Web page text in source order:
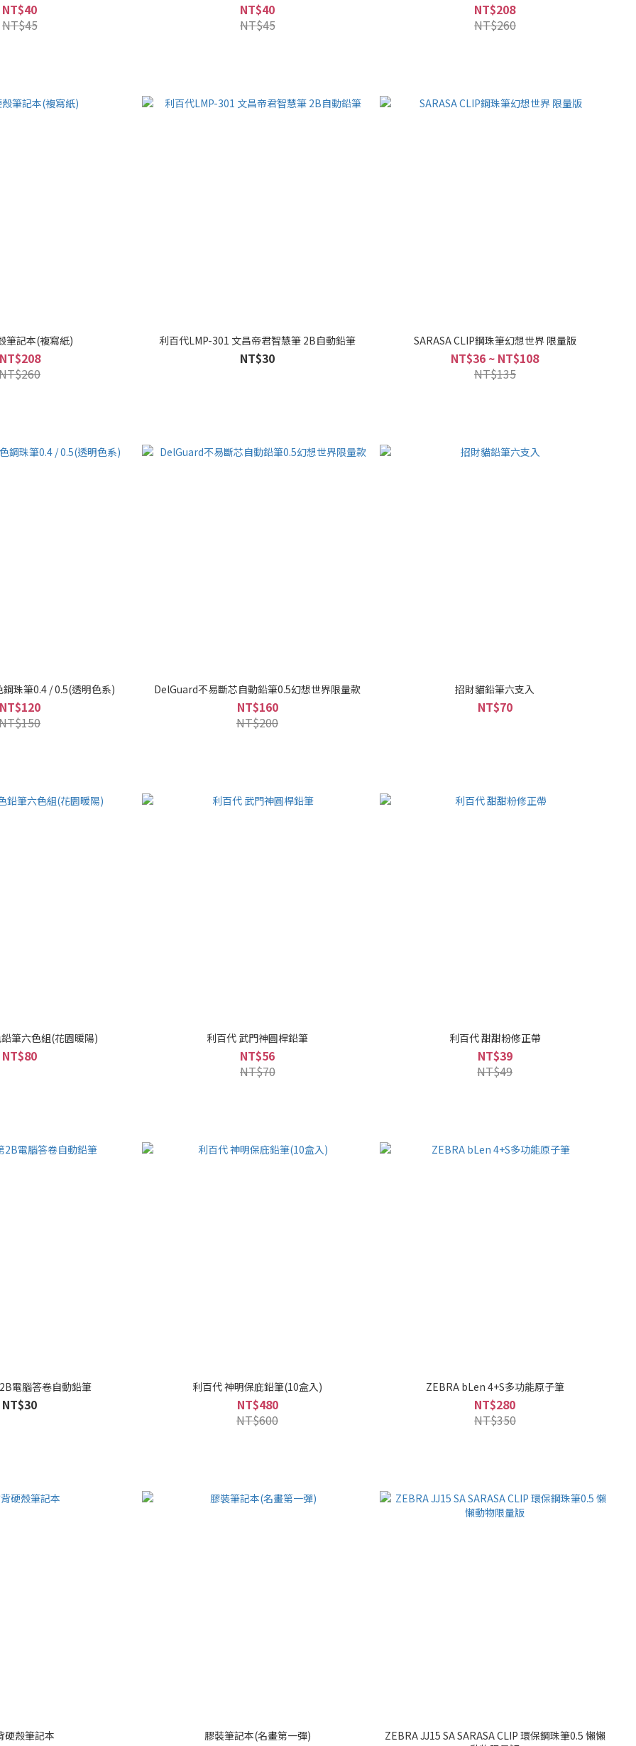
NT$40
NT$45
NT$40
NT$45
NT$208
NT$260
筆記本(複寫紙) 利百代LMP-301 文昌帝君智慧筆 2B自動鉛筆
NT$30
SARASA CLIP鋼珠筆幻想世界 限量版
NT$36 ~ NT$108
NT$135
鋼珠筆0.4 / 0.5(透明色系) DelGuard不易斷芯自動鉛筆0.5幻想世界限量款
NT$160
NT$200
招財貓鉛筆六支入
NT$70
筆六色組(花園暖陽)
NT$80
利百代 武門神圓桿鉛筆
NT$56
NT$70
利百代 甜甜粉修正帶
NT$39
NT$49
電腦答卷自動鉛筆
NT$30
利百代 神明保庇鉛筆(10盒入)
NT$480
NT$600
ZEBRA bLen 4+S多功能原子筆
NT$280
NT$350
硬殼筆記本 膠裝筆記本(名畫第一彈)
ZEBRA JJ15 SA SARASA CLIP 環保鋼珠筆0.5 懶懶